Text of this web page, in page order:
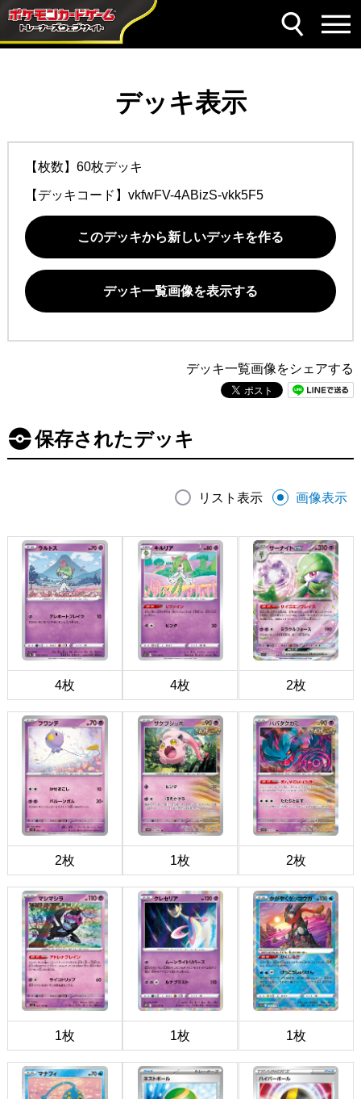
デッキ表示
【枚数】60枚デッキ
【デッキコード】 vkfwFV-4ABizS-vkk5F5
このデッキから新しいデッキを作る
デッキ一覧画像を表示する
デッキ一覧画像をシェアする
保存されたデッキ
リスト表示 画像表示
4枚 4枚 2枚
2枚 1枚 2枚
1枚 1枚 1枚